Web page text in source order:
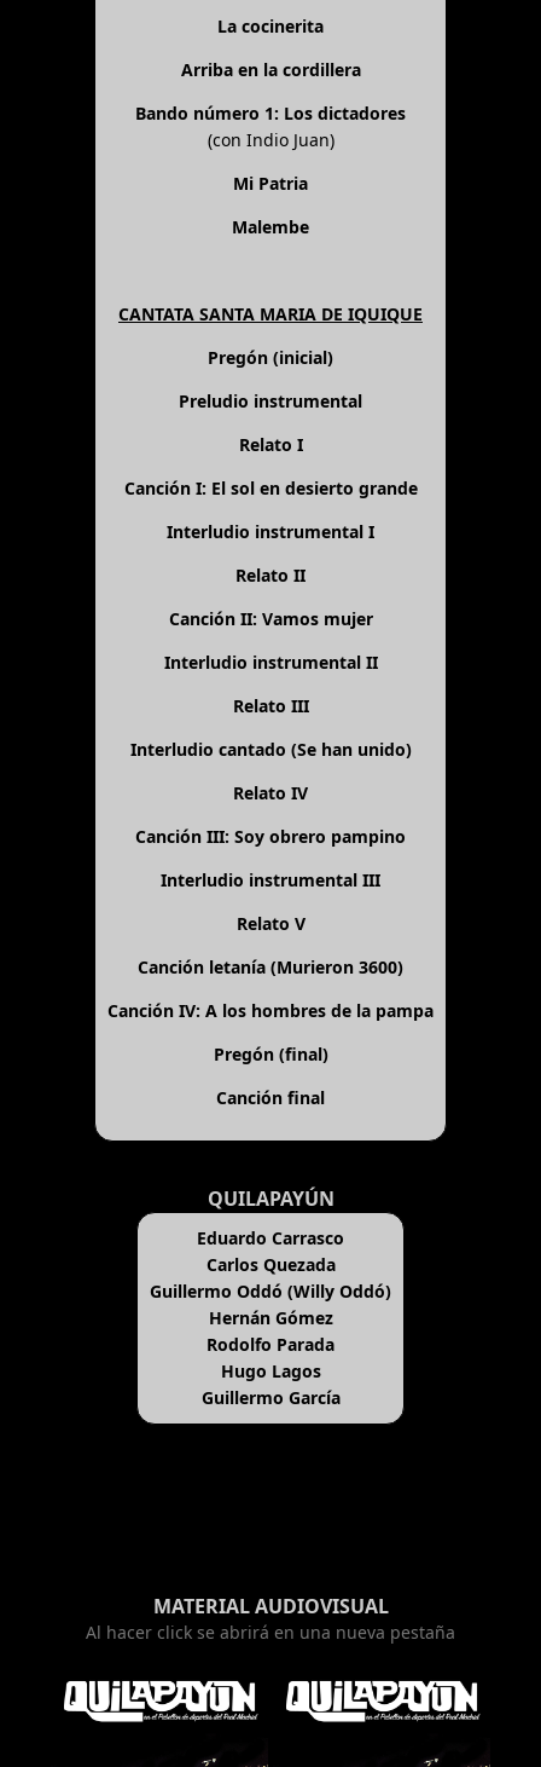
La cocinerita
Arriba en la cordillera
Bando número 1: Los dictadores
(con Indio Juan)
Mi Patria
Malembe
CANTATA SANTA MARIA DE IQUIQUE
Pregón (inicial)
Preludio instrumental
Relato I
Canción I: El sol en desierto grande
Interludio instrumental I
Relato II
Canción II: Vamos mujer
Interludio instrumental II
Relato III
Interludio cantado (Se han unido)
Relato IV
Canción III: Soy obrero pampino
Interludio instrumental III
Relato V
Canción letanía (Murieron 3600)
Canción IV: A los hombres de la pampa
Pregón (final)
Canción final
QUILAPAYÚN
Eduardo Carrasco
Carlos Quezada
Guillermo Oddó (Willy Oddó)
Hernán Gómez
Rodolfo Parada
Hugo Lagos
Guillermo García
MATERIAL AUDIOVISUAL
Al hacer click se abrirá en una nueva pestaña